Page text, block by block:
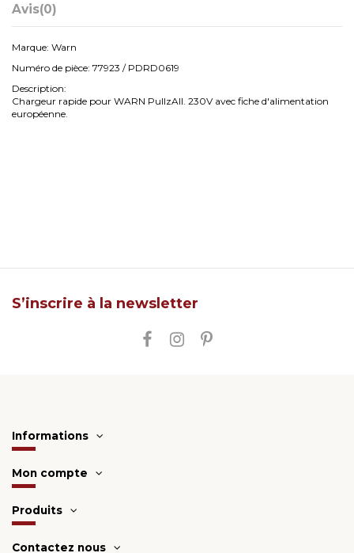
Avis(0)
Marque: Warn
Numéro de pièce: 77923 / PDRD0619
Description:
Chargeur rapide pour WARN PullzAll. 230V avec fiche d'alimentation
européenne.
S’inscrire à la newsletter
Informations
Mon compte
Produits
Contactez nous